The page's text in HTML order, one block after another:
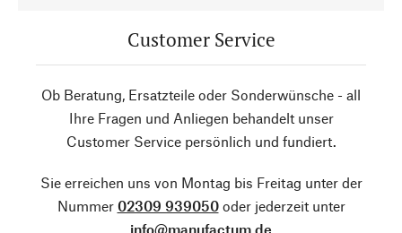
Customer Service
Ob Beratung, Ersatzteile oder Sonderwünsche - all
Ihre Fragen und Anliegen behandelt unser
Customer Service persönlich und fundiert.
Sie erreichen uns von Montag bis Freitag unter der
Nummer 02309 939050oder jederzeit unter
info@manufactum.de